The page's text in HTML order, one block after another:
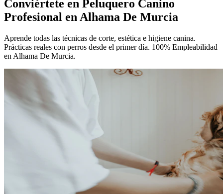
Conviértete en Peluquero Canino
Profesional en Alhama De Murcia
Aprende todas las técnicas de corte, estética e higiene canina.
Prácticas reales con perros desde el primer día. 100% Empleabilidad
en Alhama De Murcia.